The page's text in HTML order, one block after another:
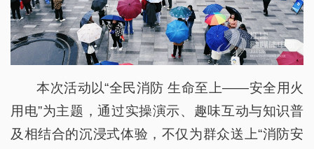
本次活动以“全民消防 生命至上——安全用火
用电”为主题，通过实操演示、趣味互动与知识普
及相结合的沉浸式体验，不仅为群众送上“消防安